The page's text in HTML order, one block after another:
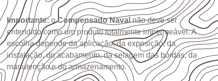
Importante: oCompensado Navalnão deve ser
entendido como um produto totalmente impermeável. A
escolha depende da aplicação, da exposição, da
instalação, do acabamento, da selagem das bordas, da
manutenção e do armazenamento.